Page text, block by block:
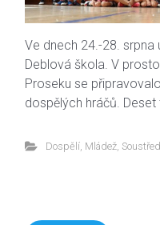
Ve dnech 24.-28. srpna
Deblová škola. V
Proseku se
dospělých hráčů.
Dospělí, Mládež,